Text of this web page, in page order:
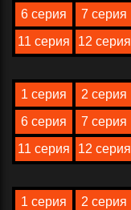
6 серия
7 серия
11 серия
12 серия
1 серия 2 серия
6 серия
7 серия
11 серия
12 серия
1 серия 2 серия